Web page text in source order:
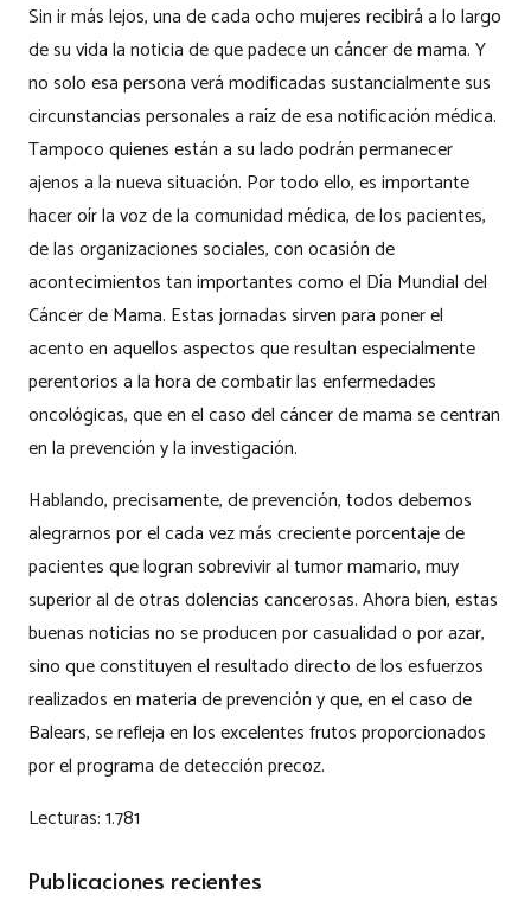
Sin ir más lejos, una de cada ocho mujeres recibirá a lo largo
de su vida la noticia de que padece un cáncer de mama. Y
no solo esa persona verá modificadas sustancialmente sus
circunstancias personales a raíz de esa notificación médica.
Tampoco quienes están a su lado podrán permanecer
ajenos a la nueva situación. Por todo ello, es importante
hacer oír la voz de la comunidad médica, de los pacientes,
de las organizaciones sociales, con ocasión de
acontecimientos tan importantes como el Día Mundial del
Cáncer de Mama. Estas jornadas sirven para poner el
acento en aquellos aspectos que resultan especialmente
perentorios a la hora de combatir las enfermedades
oncológicas, que en el caso del cáncer de mama se centran
en la prevención y la investigación.
Hablando, precisamente, de prevención, todos debemos
alegrarnos por el cada vez más creciente porcentaje de
pacientes que logran sobrevivir al tumor mamario, muy
superior al de otras dolencias cancerosas. Ahora bien, estas
buenas noticias no se producen por casualidad o por azar,
sino que constituyen el resultado directo de los esfuerzos
realizados en materia de prevención y que, en el caso de
Balears, se refleja en los excelentes frutos proporcionados
por el programa de detección precoz.
Lecturas:1.781
Publicaciones recientes